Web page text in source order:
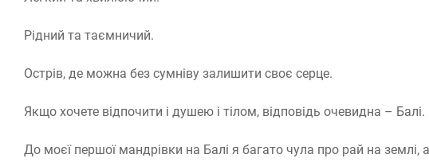
Рідний та таємничий.
Острів, де можна без сумніву залишити своє серце.
Якщо хочете відпочити і душею і тілом, відповідь очевидна –
До моєї першої мандрівки на Балі я багато чула про рай на землі,